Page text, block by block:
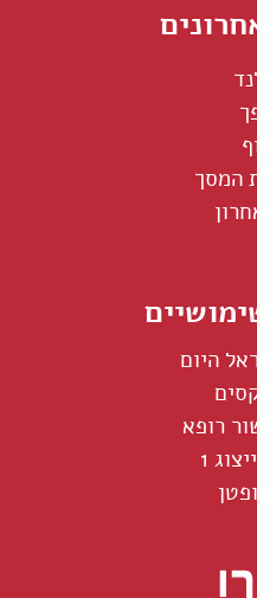
המסך
היום
רופא
1